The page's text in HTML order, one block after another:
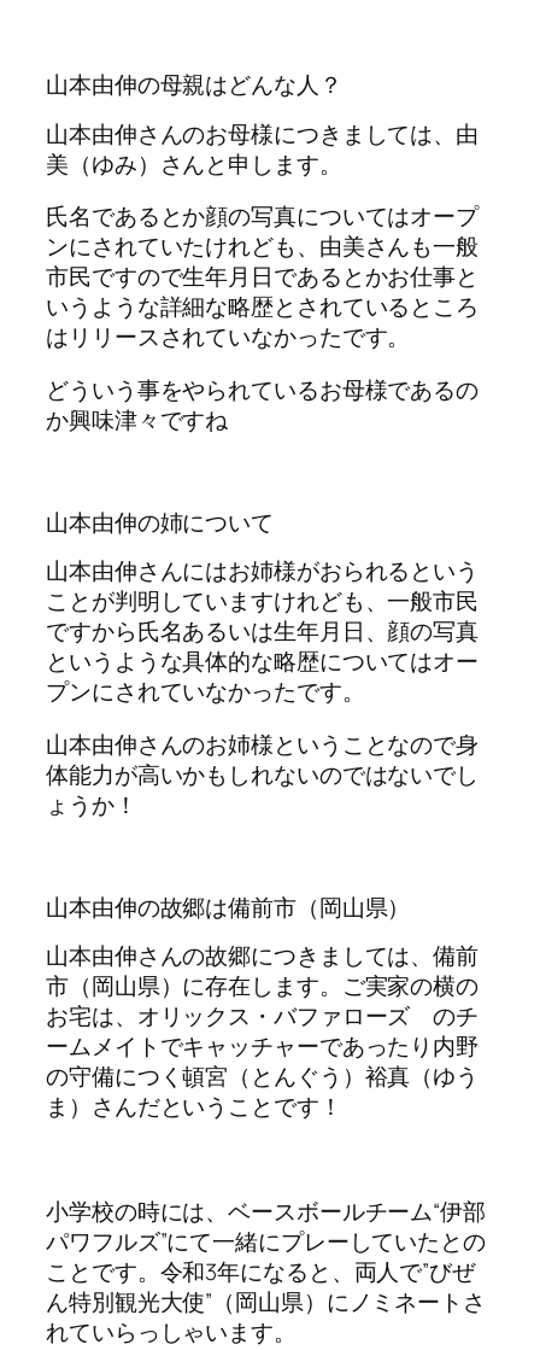
山本由伸の母親はどんな人？
山本由伸さんのお母様につきましては、由
美（ゆみ）さんと申します。
氏名であるとか顔の写真についてはオープ
ンにされていたけれども、由美さんも一般
市民ですので生年月日であるとかお仕事と
いうような詳細な略歴とされているところ
はリリースされていなかったです。
どういう事をやられているお母様であるの
か興味津々ですね
山本由伸の姉について
山本由伸さんにはお姉様がおられるという
ことが判明していますけれども、一般市民
ですから氏名あるいは生年月日、顔の写真
というような具体的な略歴についてはオー
プンにされていなかったです。
山本由伸さんのお姉様ということなので身
体能力が高いかもしれないのではないでし
ょうか！
山本由伸の故郷は備前市（岡山県）
山本由伸さんの故郷につきましては、備前
市（岡山県）に存在します。ご実家の横の
お宅は、オリックス・バファローズ のチ
ームメイトでキャッチャーであったり内野
の守備につく頓宮（とんぐう）裕真（ゆう
ま）さんだということです！
小学校の時には、ベースボールチーム“伊部
パワフルズ”にて一緒にプレーしていたとの
ことです。令和3年になると、両人で”びぜ
ん特別観光大使”（岡山県）にノミネートさ
れていらっしゃいます。